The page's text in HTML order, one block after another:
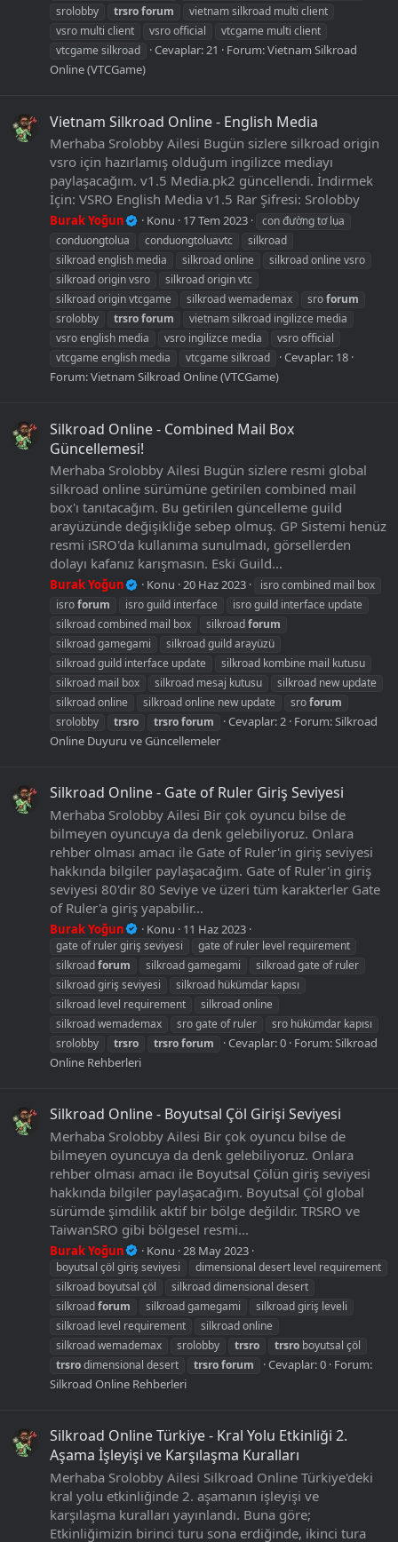
srolobby trsroforum
vietnam silkroad multi client
vsro multi client
vsro official
vtcgame multi client
vtcgame silkroad
Cevaplar: 21 Forum:Vietnam Silkroad
Online (VTCGame)
Vietnam Silkroad Online - English Media
Merhaba Srolobby Ailesi Bugün sizlere silkroad origin
vsro için hazırlamış olduğum ingilizce mediayı
paylaşacağım. v1.5 Media.pk2 güncellendi. İndirmek
İçin: VSRO English Media v1.5 Rar Şifresi: Srolobby
Burak Yoğun Konu 17 Tem 2023
con đường tơ lụa
conduongtolua
conduongtoluavtc
silkroad
silkroad english media
silkroad online
silkroad online vsro
silkroad origin vsro
silkroad origin vtc
silkroad origin vtcgame
silkroad wemademax sroforum
srolobby
trsroforum
vietnam silkroad ingilizce media
vsro english media
vsro ingilizce media
vsro official
vtcgame english media
vtcgame silkroad
Cevaplar: 18
Forum:Vietnam Silkroad Online (VTCGame)
Silkroad Online - Combined Mail Box
Güncellemesi!
Merhaba Srolobby Ailesi Bugün sizlere resmi global
silkroad online sürümüne getirilen combined mail
box'ı tanıtacağım. Bu getirilen güncelleme guild
arayüzünde değişikliğe sebep olmuş. GP Sistemi henüz
resmi iSRO'da kullanıma sunulmadı, görsellerden
dolayı kafanız karışmasın. Eski Guild...
Burak Yoğun Konu 20 Haz 2023
isro combined mail box
isroforum isro guild interface
isro guild interface update
silkroad combined mail box
silkroadforum
silkroad gamegami
silkroad guild arayüzü
silkroad guild interface update
silkroad kombine mail kutusu
silkroad mail box
silkroad mesaj kutusu
silkroad new update
silkroad online
silkroad online new update sroforum
srolobby
trsro trsroforum Cevaplar: 2 Forum:Silkroad
Online Duyuru ve Güncellemeler
Silkroad Online - Gate of Ruler Giriş Seviyesi
Merhaba Srolobby Ailesi Bir çok oyuncu bilse de
bilmeyen oyuncuya da denk gelebiliyoruz. Onlara
rehber olması amacı ile Gate of Ruler'in giriş seviyesi
hakkında bilgiler paylaşacağım. Gate of Ruler'in giriş
seviyesi 80'dir 80 Seviye ve üzeri tüm karakterler Gate
of Ruler'a giriş yapabilir...
Burak Yoğun Konu 11 Haz 2023
gate of ruler giriş seviyesi
gate of ruler level requirement
silkroadforum silkroad gamegami
silkroad gate of ruler
silkroad giriş seviyesi
silkroad hükümdar kapısı
silkroad level requirement
silkroad online
silkroad wemademax
sro gate of ruler
sro hükümdar kapısı
srolobby
trsro trsroforum Cevaplar: 0 Forum:Silkroad
Online Rehberleri
Silkroad Online - Boyutsal Çöl Girişi Seviyesi
Merhaba Srolobby Ailesi Bir çok oyuncu bilse de
bilmeyen oyuncuya da denk gelebiliyoruz. Onlara
rehber olması amacı ile Boyutsal Çölün giriş seviyesi
hakkında bilgiler paylaşacağım. Boyutsal Çöl global
sürümde şimdilik aktif bir bölge değildir. TRSRO ve
TaiwanSRO gibi bölgesel resmi...
Burak Yoğun Konu 28 May 2023
boyutsal çöl giriş seviyesi
dimensional desert level requirement
silkroad boyutsal çöl
silkroad dimensional desert
silkroadforum silkroad gamegami
silkroad giriş leveli
silkroad level requirement
silkroad online
silkroad wemademax
srolobby trsro trsro boyutsal çöl
trsrodimensional desert trsroforum Cevaplar: 0 Forum:
Silkroad Online Rehberleri
Silkroad Online Türkiye - Kral Yolu Etkinliği 2.
Aşama İşleyişi ve Karşılaşma Kuralları
Merhaba Srolobby Ailesi Silkroad Online Türkiye'deki
kral yolu etkinliğinde 2. aşamanın işleyişi ve
karşılaşma kuralları yayınlandı. Buna göre;
Etkinliğimizin birinci turu sona erdiğinde, ikinci tura